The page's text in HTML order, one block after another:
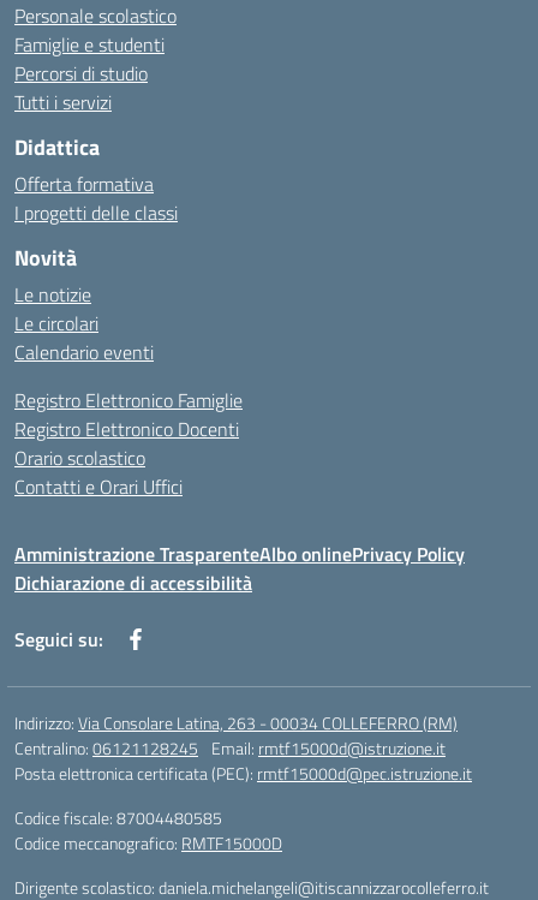
Personale scolastico
Famiglie e studenti
Percorsi di studio
Tutti i servizi
Didattica
Offerta formativa
I progetti delle classi
Novità
Le notizie
Le circolari
Calendario eventi
Registro Elettronico Famiglie
Registro Elettronico Docenti
Orario scolastico
Contatti e Orari Uffici
Amministrazione TrasparenteAlbo onlinePrivacy Policy
Dichiarazione di accessibilità
Seguici su:
Indirizzo:Via Consolare Latina, 263 - 00034 COLLEFERRO (RM)
Centralino:06121128245 Email: rmtf15000d@istruzione.it
Posta elettronica certificata (PEC): rmtf15000d@pec.istruzione.it
Codice fiscale: 87004480585
Codice meccanografico: RMTF15000D
Dirigente scolastico: daniela.michelangeli@itiscannizzarocolleferro.it